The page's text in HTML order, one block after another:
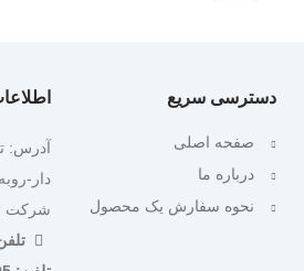
دسترسی سریع
صفحه اصلی
درباره ما
نحوه سفارش یک محصول
آدرس:
شرکت
تلفن: